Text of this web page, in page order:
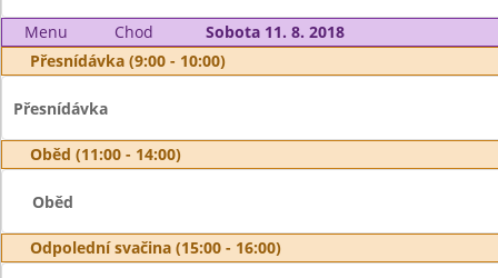
Menu Chod
Sobota 11. 8. 2018
Přesnídávka (9:00 - 10:00)
Přesnídávka
Oběd (11:00 - 14:00)
Oběd
Odpolední svačina (15:00 - 16:00)